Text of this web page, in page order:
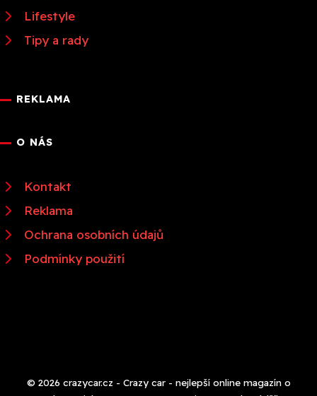
Lifestyle
Tipy a rady
REKLAMA
O NÁS
Kontakt
Reklama
Ochrana osobních údajů
Podmínky použití
© 2026 crazycar.cz - Crazy car - nejlepší online magazín o